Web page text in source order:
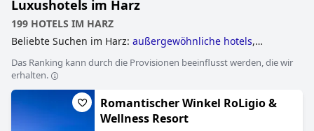
Luxushotels im Harz
199 HOTELS IM HARZ
Beliebte Suchen im Harz: außergewöhnliche hotels,
wellnesshotels, hotels mit hallenbad,familienhotels,3-
sterne-hotels
romantische hotels
pool
5-sterne-hotels,erwachsenenhotels,kleine hotels
günstige hotels.
Das Ranking kann durch die Provisionen beeinflusst werden, die wir
erhalten.
Romantischer Winkel RoLigio &
Wellness Resort